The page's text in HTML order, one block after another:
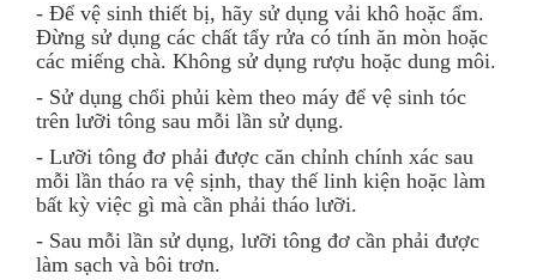
- Để vệ sinh thiết bị, hãy sử dụng vải khô hoặc ẩm.
Đừng sử dụng các chất tẩy rửa có tính ăn mòn hoặc
các miếng chà. Không sử dụng rượu hoặc dung môi.
- Sử dụng chổi phủi kèm theo máy để vệ sinh tóc
trên lưỡi tông sau mỗi lần sử dụng.
- Lưỡi tông đơ phải được căn chỉnh chính xác sau
mỗi lần tháo ra vệ sịnh, thay thế linh kiện hoặc làm
bất kỳ việc gì mà cần phải tháo lưỡi.
- Sau mỗi lần sử dụng, lưỡi tông đơ cần phải được
làm sạch và bôi trơn.